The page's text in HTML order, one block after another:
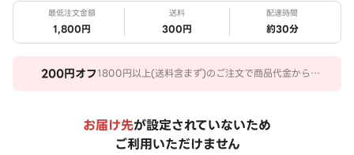
最低注文金額
1,800円
送料
300円
配達時間
約30分
200円オフ1800円以上(送料含まず)のご注文で商品代金から
お届け先が設定されていないため
ご利用いただけません